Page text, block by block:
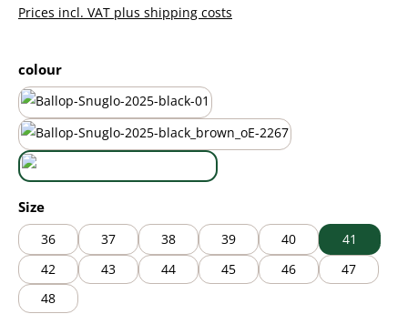
Prices incl. VAT plus shipping costs
Select
colour
black/brown
black/grey
Select
Size
36 37 38 39 40
41
42
43 44 45 46
47
48